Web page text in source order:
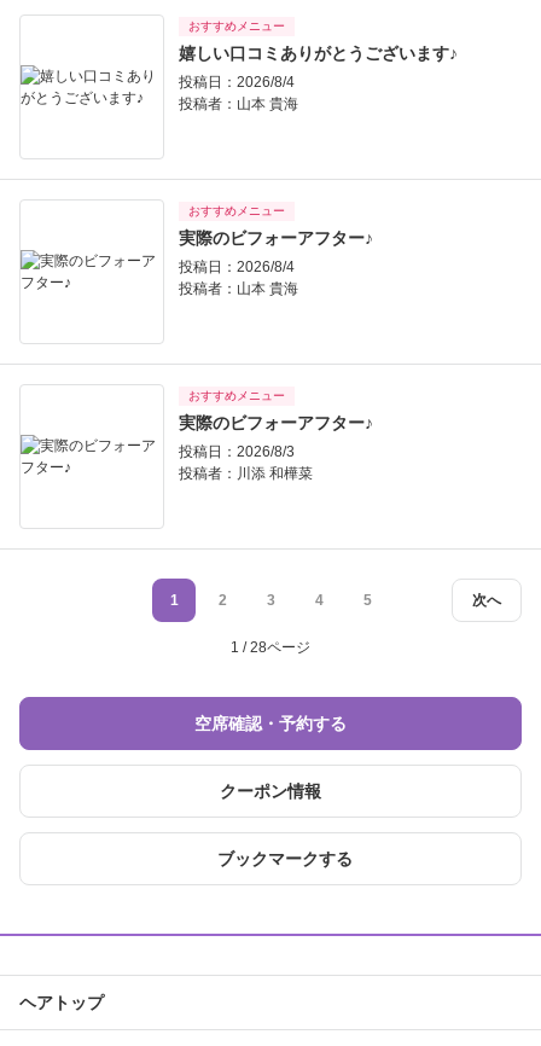
おすすめメニュー
嬉しい口コミありがとうございます♪
投稿日：2026/8/4
投稿者： 山本 貴海
おすすめメニュー
実際のビフォーアフター♪
投稿日：2026/8/4
投稿者： 山本 貴海
おすすめメニュー
実際のビフォーアフター♪
投稿日：2026/8/3
投稿者： 川添 和樺菜
次へ
1 2 3 4 5
1 / 28ページ
空席確認・予約する
クーポン情報
ブックマークする
ヘアトップ